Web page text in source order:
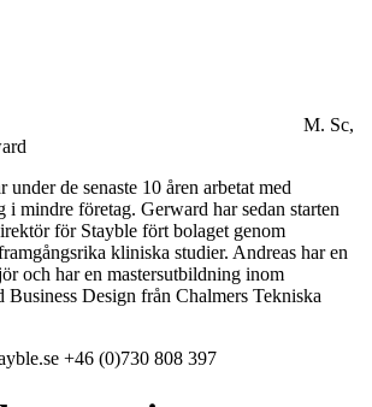
M. Sc,
under de senaste 10 åren arbetat med
i mindre företag. Gerward har sedan starten
för Stayble fört bolaget genom
kliniska studier. Andreas har en
och har en mastersutbildning inom
Business Design från Chalmers Tekniska
+46 (0)730 808 397